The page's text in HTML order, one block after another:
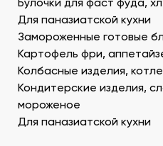
Донецке купить
морепродукты, можно
Муку темпура. Смесь
крахмалом для
заказать
Водоросли. Комбу,
для суши в ДНР с
Икру масаго, тобико.
Булочки для фаст фуда,
Для паназиатской кухни
Замороженные готовые
Картофель фри,
Колбасные изделия,
Кондитерские изделия,
мороженое
Для паназиатской кухни